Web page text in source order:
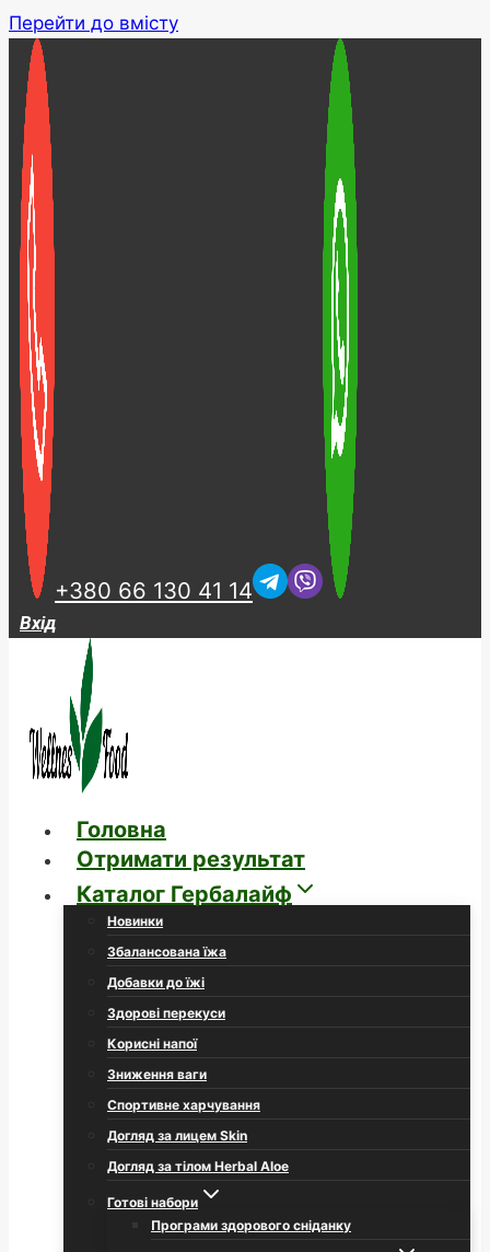
Перейти до вмісту
+380 66 130 41 14
Вхід
Головна
Отримати результат
Каталог Гербалайф
Новинки
Збалансована їжа
Добавки до їжі
Здорові перекуси
Корисні напої
Зниження ваги
Спортивне харчування
Догляд за лицем Skin
Догляд за тілом Herbal Aloe
Готові набори
Програми здорового сніданку